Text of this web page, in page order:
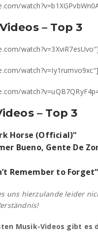
– Top 3
– Top 3
Horse (Official)“
Bueno, Gente De
Remember to Forget“
uns hierzulande leider
Musik-Videos gibt es